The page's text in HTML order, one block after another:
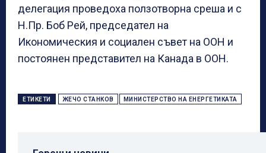
делегация проведоха ползотворна среша и с
Н.Пр. Боб Рей, председател на
Икономическия и социален съвет на ООН и
постоянен представител на Канада в ООН.
ЕТИКЕТИ ЖЕЧО СТАНКОВ МИНИСТЕРСТВО НА ЕНЕРГЕТИКАТА